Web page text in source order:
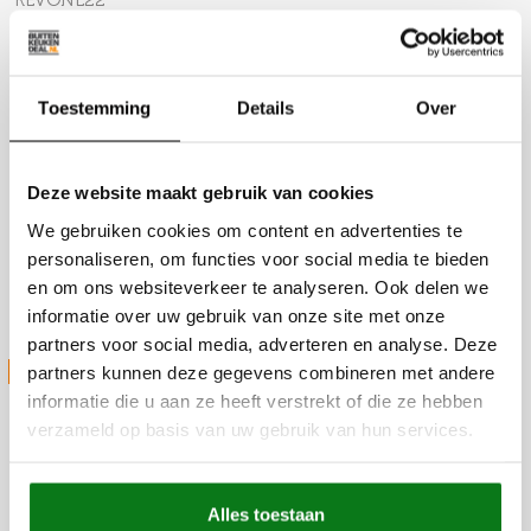
Toestemming Details Over
Deze website maakt gebruik van cookies
We gebruiken cookies om content en advertenties te
personaliseren, om functies voor social media te bieden
en om ons websiteverkeer te analyseren. Ook delen we
informatie over uw gebruik van onze site met onze
partners voor social media, adverteren en analyse. Deze
partners kunnen deze gegevens combineren met andere
informatie die u aan ze heeft verstrekt of die ze hebben
verzameld op basis van uw gebruik van hun services.
Alles toestaan
Locaties
Slachthuiskade 36
Magazijn
Slachthuiskade 36
7602CV Almelo
STUUR ONS JE VRAAG